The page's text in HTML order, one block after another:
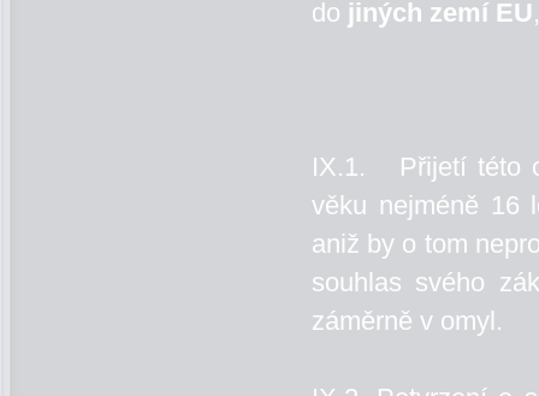
do jiných zemí EU
IX.1. Přijetí této
věku nejméně 16
aniž by o tom
souhlas svého
záměrně v omyl.